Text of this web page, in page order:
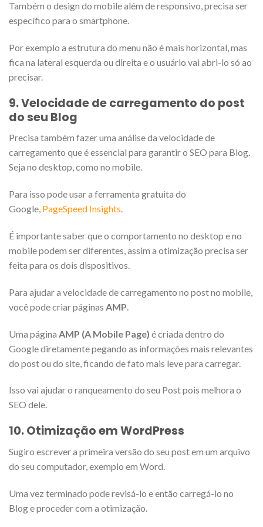
Também o design do mobile além de responsivo, precisa ser
específico para o smartphone.
Por exemplo a estrutura do menu não é mais horizontal, mas
fica na lateral esquerda ou direita e o usuário vai abri-lo só ao
precisar.
9. Velocidade de carregamento do post
do seu Blog
Precisa também fazer uma análise da velocidade de
carregamento que é essencial para garantir o SEO para Blog.
Seja no desktop, como no mobile.
Para isso pode usar a ferramenta gratuita do
Google, PageSpeed Insights.
É importante saber que o comportamento no desktop e no
mobile podem ser diferentes, assim a otimização precisa ser
feita para os dois dispositivos.
Para ajudar a velocidade de carregamento no post no mobile,
você pode criar páginas AMP
Uma página AMP (A Mobile Page) é criada dentro do
Google diretamente pegando as informações mais relevantes
do post ou do site, ficando de fato mais leve para carregar.
Isso vai ajudar o ranqueamento do seu Post pois melhora o
SEO dele.
10. Otimização em WordPress
Sugiro escrever a primeira versão do seu post em um arquivo
do seu computador, exemplo em Word.
Uma vez terminado pode revisá-lo e então carregá-lo no
Blog e proceder com a otimização.